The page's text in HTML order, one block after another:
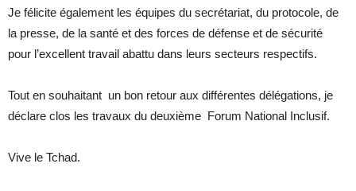
Je félicite également les équipes du secrétariat, du protocole, de
la presse, de la santé et des forces de défense et de sécurité
pour l’excellent travail abattu dans leurs secteurs respectifs.
Tout en souhaitant un bon retour aux différentes délégations, je
déclare clos les travaux du deuxième Forum National Inclusif.
Vive le Tchad.